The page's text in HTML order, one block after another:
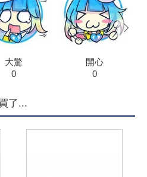
大驚
0
開心
0
next
了...